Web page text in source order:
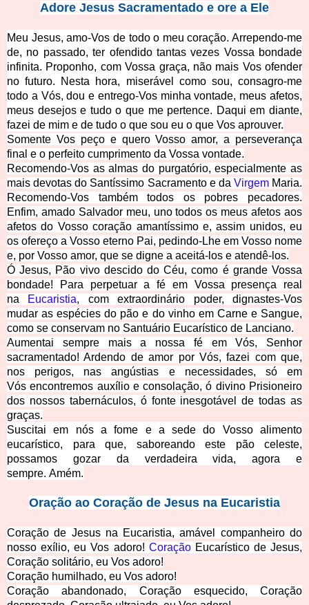
Adore Jesus Sacramentado e ore a Ele
Meu Jesus, amo-­Vos de todoo meu coração. Arrependo-­me
de, no passado, ter ofendido tantas vezes Vossa bondade
infinita. Proponho, com Vossa graça, não mais Vos ofender
no futuro. Nesta hora, miserável como sou, consagro-­me
todo a Vós, dou e entrego-Vos minha vontade, meus afetos,
meus desejos e tudo o que me pertence. Daqui em diante,
fazei de mim e de tudo o que sou eu o que Vos aprouver.
Somente Vos peço e quero Vosso amor, a perseverança
final e o perfeito cumprimento da Vossa vontade.
Recomendo-Vos as almas do purgatório, especialmente as
mais devotas do Santíssimo Sacramento e da Virgem Maria.
Recomendo-­Vos também todos os pobres pecadores.
Enfim, amado Salvador meu, uno todos os meus afetos aos
afetos do Vosso coração amantíssimo e, assim unidos, eu
os ofereço a Vosso eterno Pai, pedindo-­Lhe em Vosso nome
e, por Vosso amor, que se digne a aceitá-­los e atendê-­los.
Ó Jesus, Pão vivo descido do Céu, como é grande Vossa
bondade! Para perpetuar a fé em Vossa presença real
na
Eucaristia, com extraordinário poder, dignastes-Vos
mudar as espécies do pão e do vinho em Carne e Sangue,
como se conservam no Santuário Eucarístico de Lanciano.
Aumentai sempre mais a nossa fé em Vós, Senhor
sacramentado! Ardendo de amor por Vós, fazei com que,
nos perigos, nas angústias e necessidades, só em
Vós encontremos auxílio e consolação, ó divino Prisioneiro
dos nossos tabernáculos, ó fonte inesgotável de todas as
graças.
Suscitai em nós a fome e a sede do Vosso alimento
eucarístico, para que, saboreando este pão celeste,
possamos gozar da verdadeira vida, agora e
sempre. Amém.
Oração ao Coração de Jesus na Eucaristia
Coração de Jesus na Eucaristia, amável companheiro do
nosso exílio, eu Vos adoro! Coração Eucarístico de Jesus,
Coração solitário, eu Vos adoro!
Coração humilhado, eu Vos adoro!
Coração abandonado, Coração esquecido, Coração